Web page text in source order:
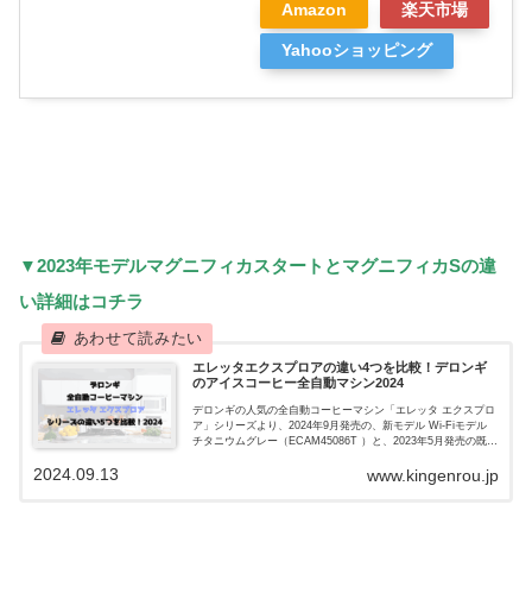
Amazon 楽天市場
Yahooショッピング
▼2023年モデルマグニフィカスタートとマグニフィカSの違
い詳細はコチラ
エレッタエクスプロアの違い4つを比較！デロンギ
のアイスコーヒー全自動マシン2024
デロンギの人気の全自動コーヒーマシン「エレッタ エクスプロ
ア」シリーズより、2024年9月発売の、新モデル Wi-Fiモデル
チタニウムグレー（ECAM45086T ）と、2023年5月発売の既存
www.kingenrou.jp
2024.09.13